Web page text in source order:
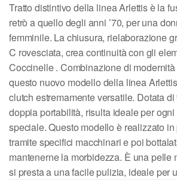
Tratto distintivo della linea Arlettis è la
retrò a quello degli anni ’70, per una
femminile. La chiusura, rielaborazione
C rovesciata, crea continuità con gli
Coccinelle . Combinazione di
questo nuovo modello della linea
clutch estremamente versatile. Dotata
doppia portabilità, risulta ideale per
speciale. Questo modello è realizzato
tramite specifici macchinari e poi
mantenerne la morbidezza. È una pelle
si presta a una facile pulizia, ideale per